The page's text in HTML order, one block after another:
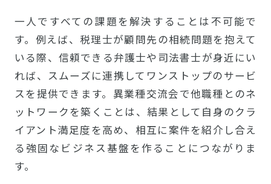
一人ですべての課題を解決することは不可能で
す。例えば、税理士が顧問先の相続問題を抱えて
いる際、信頼できる弁護士や司法書士が身近にい
れば、スムーズに連携してワンストップのサービ
スを提供できます。異業種交流会で他職種とのネ
ットワークを築くことは、結果として自身のクラ
イアント満足度を高め、相互に案件を紹介し合え
る強固なビジネス基盤を作ることにつながりま
す。